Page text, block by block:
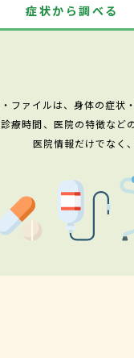
症状から調べる
・ファイルは、身体の症状
療時間、医院の特徴など
医院情報だけでなく